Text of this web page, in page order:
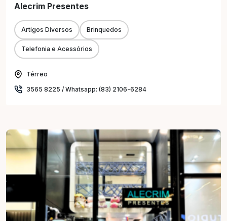
Alecrim Presentes
Artigos Diversos Brinquedos
Telefonia e Acessórios
Térreo
3565 8225 / Whatsapp: (83) 2106-6284